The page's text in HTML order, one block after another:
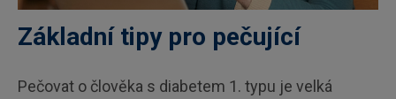
Základní tipy pro pečující
Pečovat o člověka s diabetem 1. typu je velká